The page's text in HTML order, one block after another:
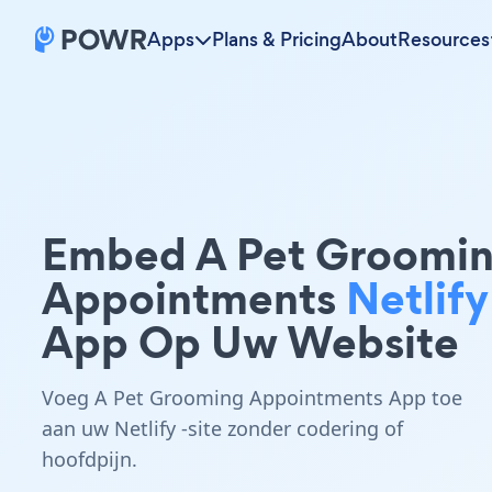
Apps Plans & PricingAboutResources
Embed A Pet
Appointments Netlify
App Op Uw Website
Voeg A Pet Grooming Appointments App toe
aan uw Netlify -site zonder codering of
hoofdpijn.